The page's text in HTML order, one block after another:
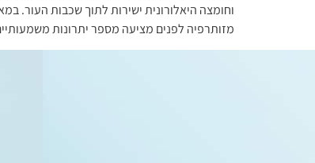
וחומצה היאלורונית ישירות לתוך שכבות העור.
מזותרפיה לפנים מציעה מספר יתרונות